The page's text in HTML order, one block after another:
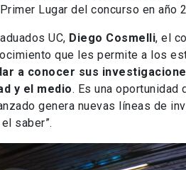
Lugar del concurso en año
UC, Diego Cosmelli, el
que les permite a los
a conocer sus
y el medio. Es una
genera nuevas líneas de
saber”.